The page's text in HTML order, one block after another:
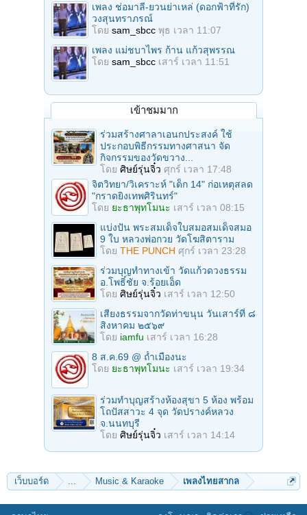
เพลง ช่อมาลี-ยวนย่าเหล่ (ดอกฟ้าที่รัก)
วงสุนทราภรณ์
โดย sam_sbcc พุธ เวลา 11:07
เพลง แม่ชบาไพร ก้าน แก้วสุพรรณ
โดย sam_sbcc เสาร์ เวลา 11:51
เข้าชมมาก
ร่วมสร้างศาลาเอนกประสงค์ ใช้
ประกอบพิธีกรรมทางศาสนา จัด
กิจกรรมของวัดขวาง...
โดย ศิษย์รุ่นจิ๋ว ศุกร์ เวลา 17:48
จิตวิทยา/วิเคราะห์ "เด็ก 14" ก่อเหตุสลด
"กราดยิงเทพศิรินทร์"
โดย ยะธาพุทโมนะ เสาร์ เวลา 08:15
แบ่งปัน พระสมเด็จใบสมอสมเด็จสมอ
9 ใบ หลวงพ่อกวย วัดโฆสิตาราม
โดย THE PUNCH ศุกร์ เวลา 23:28
ร่วมบุญทําทางเข้า วัดแก้วดวงธรรม
อ.โพธิ์ชัย จ.ร้อยเอ็ด
โดย ศิษย์รุ่นจิ๋ว เสาร์ เวลา 12:50
เสียงธรรมจากวัดท่าขนุน วันเสาร์ที่ ๘
สิงหาคม ๒๕๖๙
โดย iamfu เสาร์ เวลา 16:28
8 ส.ค.69 @ ถ้ำเมืองนะ
โดย ยะธาพุทโมนะ เสาร์ เวลา 19:34
ร่วมทําบุญสร้างห้องสุขา 5 ห้อง พร้อม
โถปัสสาวะ 4 จุด วัดปรางค์หลวง
จ.นนทบุรี
โดย ศิษย์รุ่นจิ๋ว เสาร์ เวลา 14:14
เว็บบอร์ด Music & Karaoke เพลงไทยสากล